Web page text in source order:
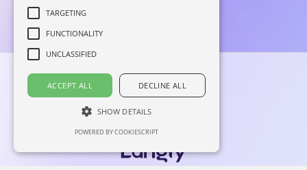
TARGETING
FUNCTIONALITY
UNCLASSIFIED
ACCEPT ALL DECLINE ALL
SHOW DETAILS
POWERED BY COOKIESCRIPT